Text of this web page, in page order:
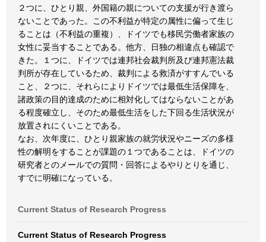
２つに、ひとり親、外国籍の親についての支援が行き渡ら
ないことであった。この不利益が特定の属性に偏って生じ
ることは（不利益の重複）、ドイツでも移民労働者家族の
女性に妥当することである。他方、日独の相違点も確認で
きた。１つに、ドイツでは連邦社会裁判所及び連邦憲法裁
判所が存在しているため、裁判による救済がすすんでいる
こと、２つに、それらによりドイツでは最低生活保障を、
諸政策の目的達成のために相対化してはならないことがあ
る程度確立し、そのため最低生活をした下回る生活状況が
放置されにくいことである。
なお、次年度に、ひとり親家族の就労状況やニーズの多様
性の解明をすることが課題の１つであることは、ドイツの
研究者とのメールでの質問・回答によるやりとりを通じ、
すでに明確になっている。
Current Status of Research Progress
Current Status of Research Progress